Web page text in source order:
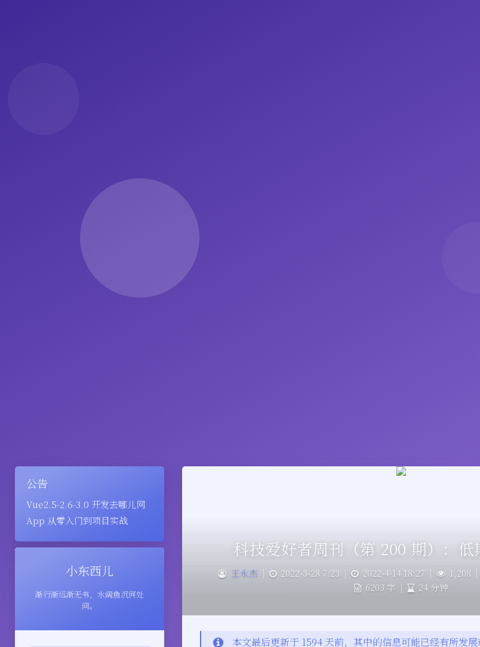
公告
Vue2.5-2.6-3.0 开发去哪儿网
App 从零入门到项目实战
小东西儿
渐行渐远渐无书，水阔鱼沉何处
问。
科技爱好者周刊（第 200 期）：
王永杰 | 2022-3-28 7:23 | 2022-4-14 18:27 | 1,208 |
6203 字 | 24 分钟
本文最后更新于 1594 天前，其中的信息可能已经有所发展